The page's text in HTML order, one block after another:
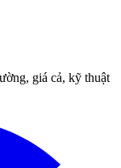
giá cả, kỹ thuật